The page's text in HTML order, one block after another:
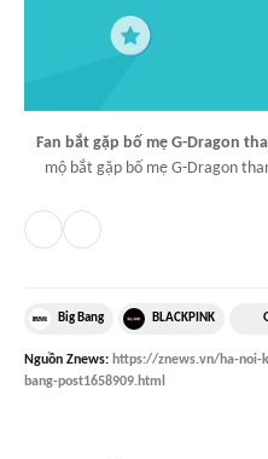
Fan bắt gặp bố mẹ G-Dragon
mộ bắt gặp bố mẹ G-Dragon
Big Bang BLACKPINK
Nguồn Znews: https://znews.vn/ha-noi-
bang-post1658909.html